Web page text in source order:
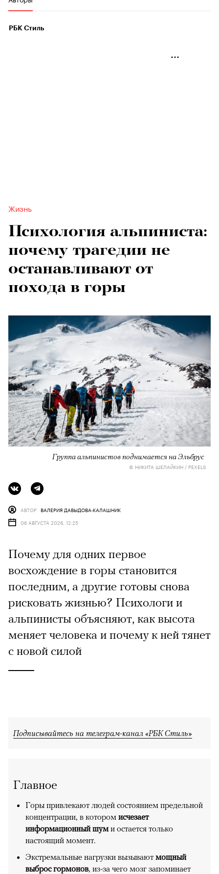
РБК Стиль
Жизнь
Психология альпиниста:
почему трагедии не
останавливают от
похода в горы
Группа альпинистов поднимается на Эльбрус
© НИКИТА ШЕЛАЙКИН / PEXELS
АВТОР ВАЛЕРИЯ ДАВЫДОВА-КАЛАШНИК
06 АВГУСТА 2026, 12:25
Почему для одних первое
восхождение в горы становится
последним, а другие готовы снова
рисковать жизнью? Психологи и
альпинисты объясняют, как высота
меняет человека и почему к ней тянет
с новой силой
Подписывайтесь на телеграм-канал «РБК Стиль»
Главное
Горы привлекают людей состоянием предельной
концентрации, в котором исчезает
информационный шум и остается только
настоящий момент.
Экстремальные нагрузки вызывают мощный
выброс гормонов, из-за чего мозг запоминает